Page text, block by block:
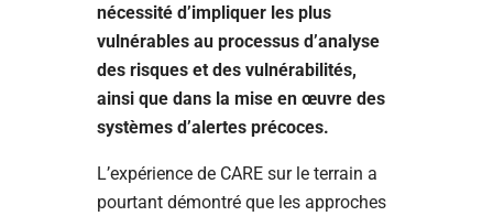
nécessité d’impliquer les plus
vulnérables au processus d’analyse
des risques et des vulnérabilités,
ainsi que dans la mise en œuvre des
systèmes d’alertes précoces.
L’expérience de CARE sur le terrain a
pourtant démontré que les approches